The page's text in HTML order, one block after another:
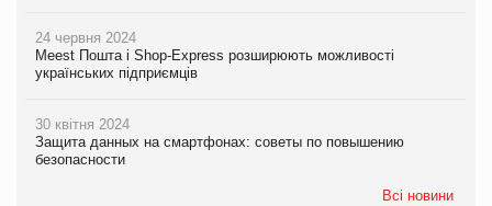
24 червня 2024
Meest Пошта і Shop-Express розширюють можливості
українських підприємців
30 квітня 2024
Защита данных на смартфонах: советы по повышению
безопасности
Всі новини